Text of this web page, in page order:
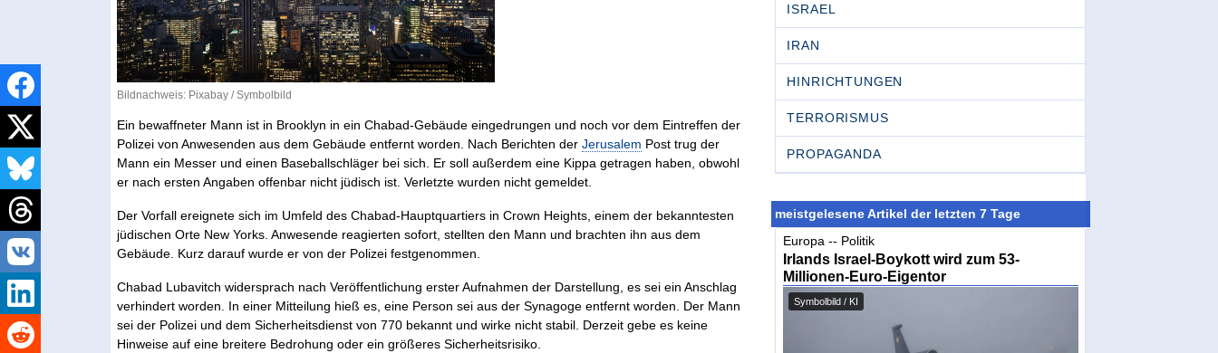
Bildnachweis: Pixabay / Symbolbild
Ein bewaffneter Mann ist in Brooklyn in ein Chabad-Gebäude eingedrungen und noch vor dem Eintreffen der
Polizei von Anwesenden aus dem Gebäude entfernt worden. Nach Berichten derJerusalem Post trug der
Mann ein Messer und einen Baseballschläger bei sich. Er soll außerdem eine Kippa getragen haben, obwohl
er nach ersten Angaben offenbar nicht jüdisch ist. Verletzte wurden nicht gemeldet.
Der Vorfall ereignete sich im Umfeld des Chabad-Hauptquartiers in Crown Heights, einem der bekanntesten
jüdischen Orte New Yorks. Anwesende reagierten sofort, stellten den Mann und brachten ihn aus dem
Gebäude. Kurz darauf wurde er von der Polizei festgenommen.
Chabad Lubavitch widersprach nach Veröffentlichung erster Aufnahmen der Darstellung, es sei ein Anschlag
verhindert worden. In einer Mitteilung hieß es, eine Person sei aus der Synagoge entfernt worden. Der Mann
sei der Polizei und dem Sicherheitsdienst von 770 bekannt und wirke nicht stabil. Derzeit gebe es keine
Hinweise auf eine breitere Bedrohung oder ein größeres Sicherheitsrisiko.
ISRAEL
IRAN
HINRICHTUNGEN
TERRORISMUS
PROPAGANDA
meistgelesene Artikel der letzten 7 Tage
Europa -- Politik
Irlands Israel-Boykott wird zum 53-
Millionen-Euro-Eigentor
Symbolbild / KI